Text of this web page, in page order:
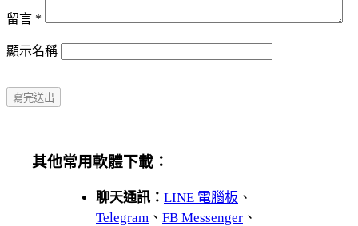
留言 *
顯示名稱
其他常用軟體下載：
聊天通訊： LINE 電腦板 、
Telegram 、 FB Messenger 、